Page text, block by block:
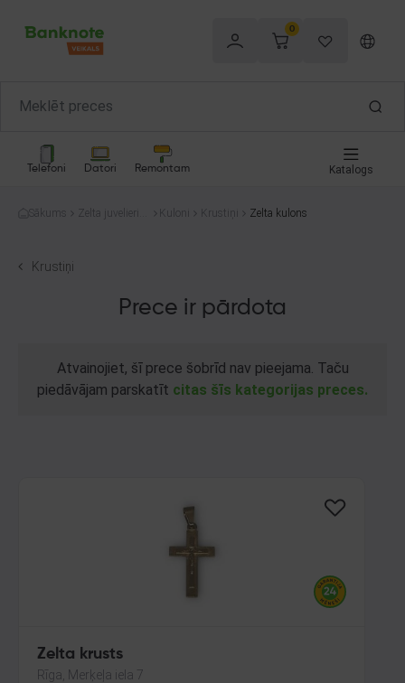
0
Telefoni Datori Remontam Katalogs
Sākums
Zelta juvelierizs
Kuloni Krustiņi Zelta kulons
Krustiņi
Prece ir pārdota
Atvainojiet, šī prece šobrīd nav pieejama. Taču
piedāvājam parskatīt citas šīs kategorijas preces.
Zelta krusts
Rīga, Merķeļa iela 7